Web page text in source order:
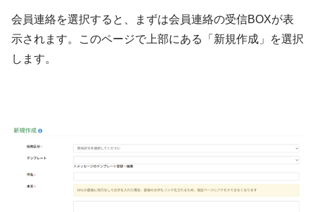
会員連絡を選択すると、まずは会員連絡の受信BOXが表
示されます。このページで上部にある「新規作成」を選択
します。